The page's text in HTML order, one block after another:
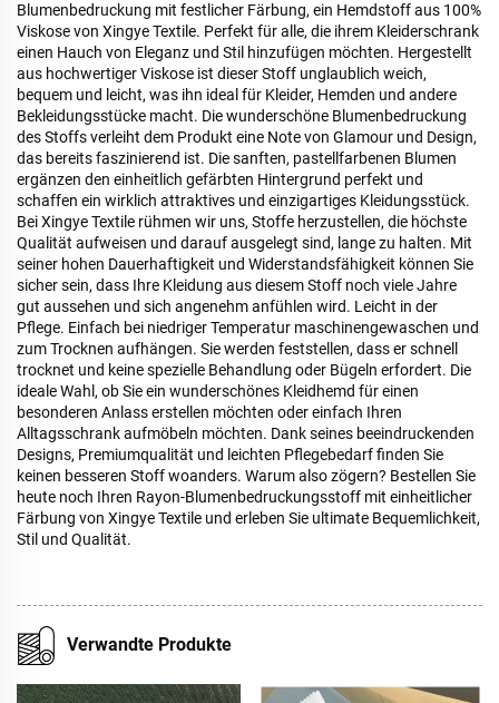
Blumenbedruckung mit festlicher Färbung, ein Hemdstoff aus 100%
Viskose von Xingye Textile. Perfekt für alle, die ihrem Kleiderschrank
einen Hauch von Eleganz und Stil hinzufügen möchten. Hergestellt
aus hochwertiger Viskose ist dieser Stoff unglaublich weich,
bequem und leicht, was ihn ideal für Kleider, Hemden und andere
Bekleidungsstücke macht. Die wunderschöne Blumenbedruckung
des Stoffs verleiht dem Produkt eine Note von Glamour und Design,
das bereits faszinierend ist. Die sanften, pastellfarbenen Blumen
ergänzen den einheitlich gefärbten Hintergrund perfekt und
schaffen ein wirklich attraktives und einzigartiges Kleidungsstück.
Bei Xingye Textile rühmen wir uns, Stoffe herzustellen, die höchste
Qualität aufweisen und darauf ausgelegt sind, lange zu halten. Mit
seiner hohen Dauerhaftigkeit und Widerstandsfähigkeit können Sie
sicher sein, dass Ihre Kleidung aus diesem Stoff noch viele Jahre
gut aussehen und sich angenehm anfühlen wird. Leicht in der
Pflege. Einfach bei niedriger Temperatur maschinengewaschen und
zum Trocknen aufhängen. Sie werden feststellen, dass er schnell
trocknet und keine spezielle Behandlung oder Bügeln erfordert. Die
ideale Wahl, ob Sie ein wunderschönes Kleidhemd für einen
besonderen Anlass erstellen möchten oder einfach Ihren
Alltagsschrank aufmöbeln möchten. Dank seines beeindruckenden
Designs, Premiumqualität und leichten Pflegebedarf finden Sie
keinen besseren Stoff woanders. Warum also zögern? Bestellen Sie
heute noch Ihren Rayon-Blumenbedruckungsstoff mit einheitlicher
Färbung von Xingye Textile und erleben Sie ultimate Bequemlichkeit,
Stil und Qualität.
Verwandte Produkte